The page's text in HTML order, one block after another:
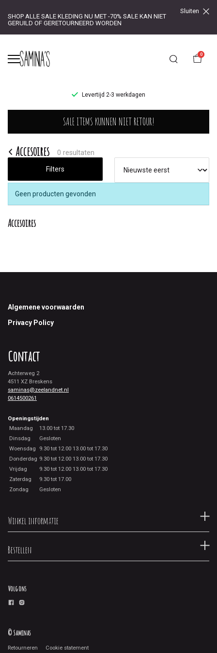
SHOP ALLE SALE KLEDING NU MET -70% SALE KAN NIET
GERUILD OF GERETOURNEERD WORDEN
Sluiten
0
Levertijd 2-3 werkdagen
Accesoires
Saminas
SALE ITEMS KUNNEN NIET RETOUR!
Accesoires 0 resultaten
Filters
Geen producten gevonden
Accesoires
Footer
Algemene voorwaarden
Privacy Policy
Contact
Achterweg 2
4511 XZ Breskens
saminas@zeelandnet.nl
0614500261
Openingstijden
Maandag
13.00 tot 17.30
Dinsdag
Gesloten
Woensdag
9.30 tot 12.00 13.00 tot 17.30
Donderdag 9.30 tot 12.00 13.00 tot 17.30
Vrijdag
9.30 tot 12.00 13.00 tot 17.30
Zaterdag
9.30 tot 17.00
Zondag
Gesloten
Winkel informatie
Bestellen
Volg ons
© Saminas
Retourneren Cookie statement